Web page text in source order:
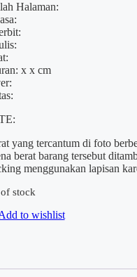
Halaman:
x x cm
yang tercantum di foto
berat barang tersebut
menggunakan lapisan
stock
to wishlist